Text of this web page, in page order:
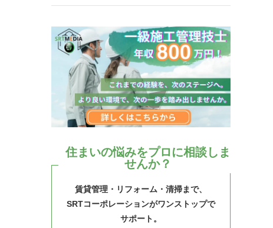
住まいの悩みをプロに相談しま
せんか？
賃貸管理・リフォーム・清掃まで、
SRTコーポレーションがワンストップで
サポート。